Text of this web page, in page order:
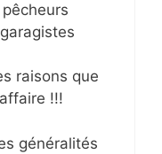
raisons que
!!!
généralités